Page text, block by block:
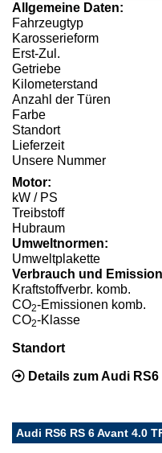
Allgemeine Daten:
Fahrzeugtyp
Karosserieform
Erst-Zul.
Getriebe
Kilometerstand
Anzahl der Türen
Farbe
Standort
Lieferzeit
Unsere Nummer
Motor:
kW / PS
Treibstoff
Hubraum
Umweltnormen:
Umweltplakette
Verbrauch und
Kraftstoffverbr. komb.
CO2-Emissionen komb.
CO2-Klasse
Standort
Details zum Audi
Audi RS6 RS 6 Avant 4.0